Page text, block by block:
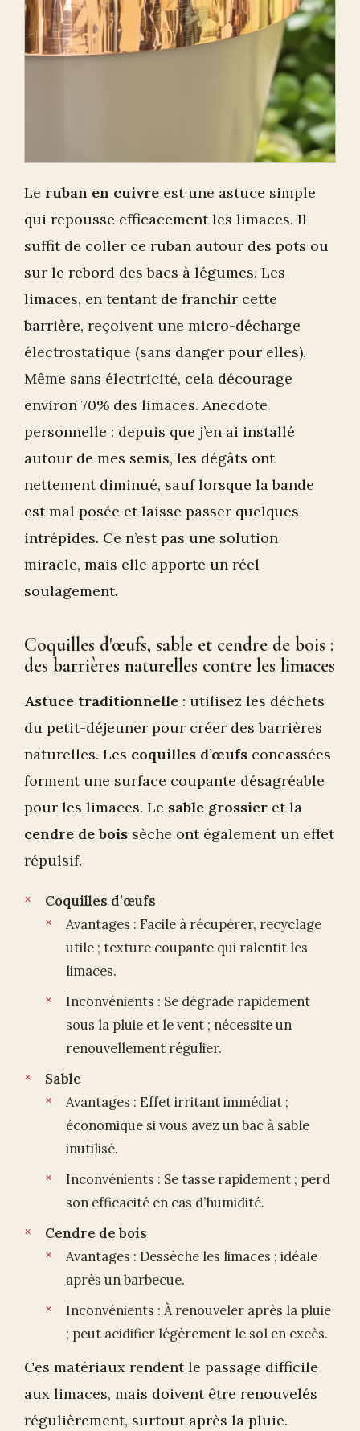
Le ruban en cuivre est une astuce simple
qui repousse efficacement les limaces. Il
suffit de coller ce ruban autour des pots ou
sur le rebord des bacs à légumes. Les
limaces, en tentant de franchir cette
barrière, reçoivent une micro-décharge
électrostatique (sans danger pour elles).
Même sans électricité, cela décourage
environ 70% des limaces. Anecdote
personnelle : depuis que j’en ai installé
autour de mes semis, les dégâts ont
nettement diminué, sauf lorsque la bande
est mal posée et laisse passer quelques
intrépides. Ce n’est pas une solution
miracle, mais elle apporte un réel
soulagement.
Coquilles d'œufs, sable et cendre de bois :
des barrières naturelles contre les limaces
Astuce traditionnelle : utilisez les déchets
du petit-déjeuner pour créer des barrières
naturelles. Les coquilles d’œufs concassées
forment une surface coupante désagréable
pour les limaces. Le sable grossier et la
cendre de bois sèche ont également un effet
répulsif.
Coquilles d’œufs
Avantages : Facile à récupérer, recyclage
utile ; texture coupante qui ralentit les
limaces.
Inconvénients : Se dégrade rapidement
sous la pluie et le vent ; nécessite un
renouvellement régulier.
Sable
Avantages : Effet irritant immédiat ;
économique si vous avez un bac à sable
inutilisé.
Inconvénients : Se tasse rapidement ; perd
son efficacité en cas d’humidité.
Cendre de bois
Avantages : Dessèche les limaces ; idéale
après un barbecue.
Inconvénients : À renouveler après la pluie
; peut acidifier légèrement le sol en excès.
Ces matériaux rendent le passage difficile
aux limaces, mais doivent être renouvelés
régulièrement, surtout après la pluie.